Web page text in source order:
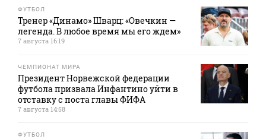
ФУТБОЛ
Тренер «Динамо» Шварц: «Овечкин —
легенда. В любое время мы его ждем»
7 августа 16:19
ЧЕМПИОНАТ МИРА
Президент Норвежской федерации
футбола призвала Инфантино уйти в
отставку с поста главы ФИФА
7 августа 14:58
ФУТБОЛ